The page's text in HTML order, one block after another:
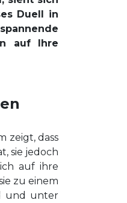
Duell in
auf Ihre
zeigt, dass
sie jedoch
auf ihre
zu einem
und unter